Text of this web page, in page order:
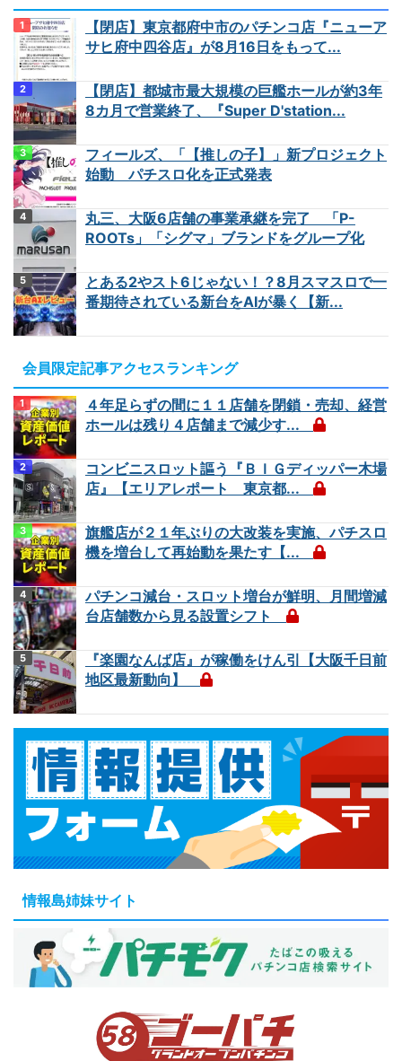
【閉店】東京都府中市のパチンコ店『ニューア
サヒ府中四谷店』が8月16日をもって...
【閉店】都城市最大規模の巨艦ホールが約3年
8カ月で営業終了、『Super D'station...
フィールズ、「【推しの子】」新プロジェクト
始動 パチスロ化を正式発表
丸三、大阪6店舗の事業承継を完了 「P-
ROOTs」「シグマ」ブランドをグループ化
とある2やスト6じゃない！？8月スマスロで一
番期待されている新台をAIが暴く【新...
会員限定記事アクセスランキング
４年足らずの間に１１店舗を閉鎖・売却、経営
ホールは残り４店舗まで減少す...
コンビニスロット謳う『ＢＩＧディッパー木場
店』【エリアレポート 東京都...
旗艦店が２１年ぶりの大改装を実施、パチスロ
機を増台して再始動を果たす【...
パチンコ減台・スロット増台が鮮明、月間増減
台店舗数から見る設置シフト
『楽園なんば店』が稼働をけん引【大阪千日前
地区最新動向】
情報島姉妹サイト